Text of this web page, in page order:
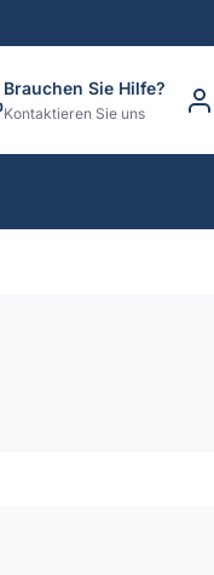
Brauchen Sie Hilfe?
Kontaktieren Sie uns